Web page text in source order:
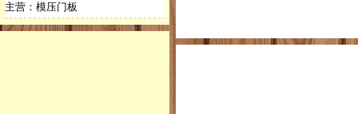
主营：模压门板